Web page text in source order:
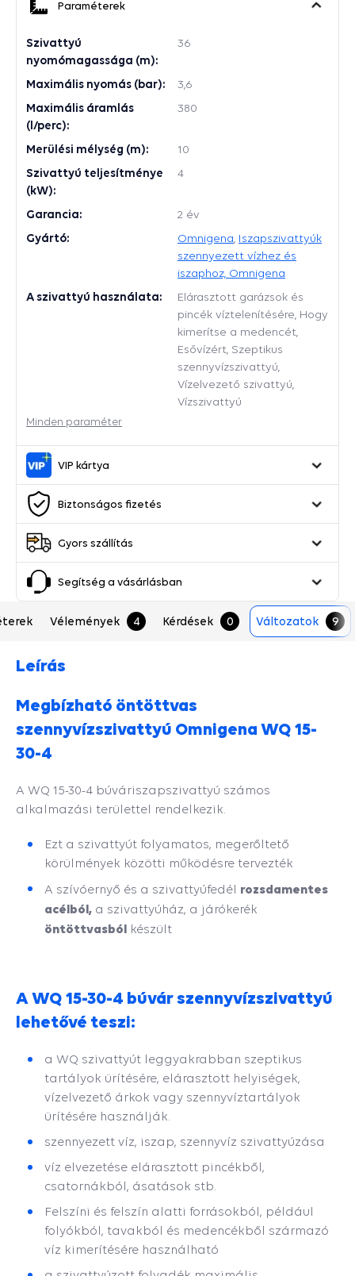
Paraméterek
Szivattyú
nyomómagassága (m):
36
Maximális nyomás (bar): 3,6
Maximális áramlás
(l/perc):
380
Merülési mélység (m): 10
Szivattyú teljesítménye
(kW):
4
Garancia: 2 év
Gyártó: Omnigena Iszapszivattyúk
szennyezett vízhez és
iszaphoz, Omnigena
A szivattyú használata:
Elárasztott garázsok és
pincék víztelenítésére, Hogy
kimerítse a medencét,
Esővízért, Szeptikus
szennyvízszivattyú,
Vízelvezető szivattyú,
Vízszivattyú
Minden paraméter
VIP kártya
Biztonságos fizetés
Gyors szállítás
Segítség a vásárlásban
Vélemények 4 Kérdések 0 Változatok 9
Leírás
Megbízható öntöttvas
szennyvízszivattyú Omnigena WQ 15-
30-4
A WQ 15-30-4 búváriszapszivattyú számos
alkalmazási területtel rendelkezik.
Ezt a szivattyút folyamatos, megerőltető
körülmények közötti működésre tervezték
A szívóernyő és a szivattyúfedél rozsdamentes
acélból, a szivattyúház, a járókerék
öntöttvasból készült
A WQ 15-30-4 búvár szennyvízszivattyú
lehetővé teszi:
a WQ szivattyút leggyakrabban szeptikus
tartályok ürítésére, elárasztott helyiségek,
vízelvezető árkok vagy szennyvíztartályok
ürítésére használják.
szennyezett víz, iszap, szennyvíz szivattyúzása
víz elvezetése elárasztott pincékből,
csatornákból, ásatások stb.
Felszíni és felszín alatti forrásokból, például
folyókból, tavakból és medencékből származó
víz kimerítésére használható